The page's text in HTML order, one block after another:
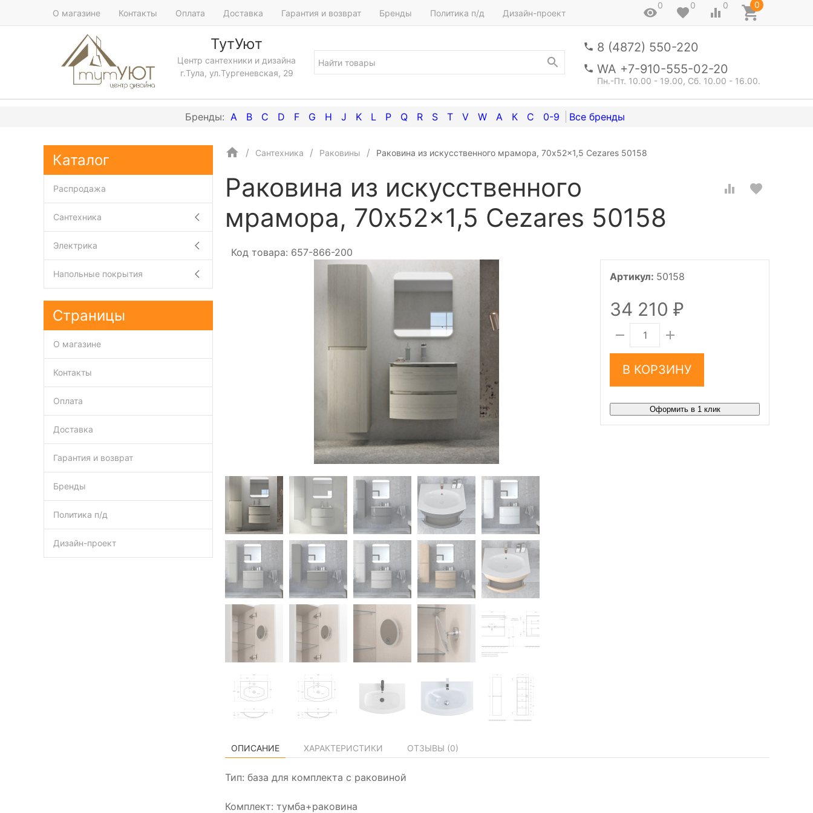
О магазине Контакты Оплата Доставка Гарантия и возврат Бренды Политика п/д Дизайн-проект
0 0 0 0
ТутУют
Центр сантехники и дизайна
г.Тула, ул.Тургеневская, 29
8 (4872) 550-220
WA +7-910-555-02-20
Пн.-Пт. 10.00 - 19.00, Сб. 10.00 - 16.00.
A B C D F G H J K L P Q R S T V W А К С 0-9
Сантехника Раковины Раковина из искусственного мрамора, 70x52x1,5 Cezares 50158
Раковина из искусственного
мрамора, 70x52x1,5 Cezares 50158
Код товара: 657-866-200
Артикул: 50158
34 210 ₽
В КОРЗИНУ
Оформить в 1 клик
ОПИСАНИЕ ХАРАКТЕРИСТИКИ ОТЗЫВЫ (0)
Тип: база для комплекта с раковиной
Комплект: тумба+раковина
Каталог
Распродажа
Сантехника
Электрика
Напольные покрытия
Страницы
О магазине
Контакты
Оплата
Доставка
Гарантия и возврат
Бренды
Политика п/д
Дизайн-проект